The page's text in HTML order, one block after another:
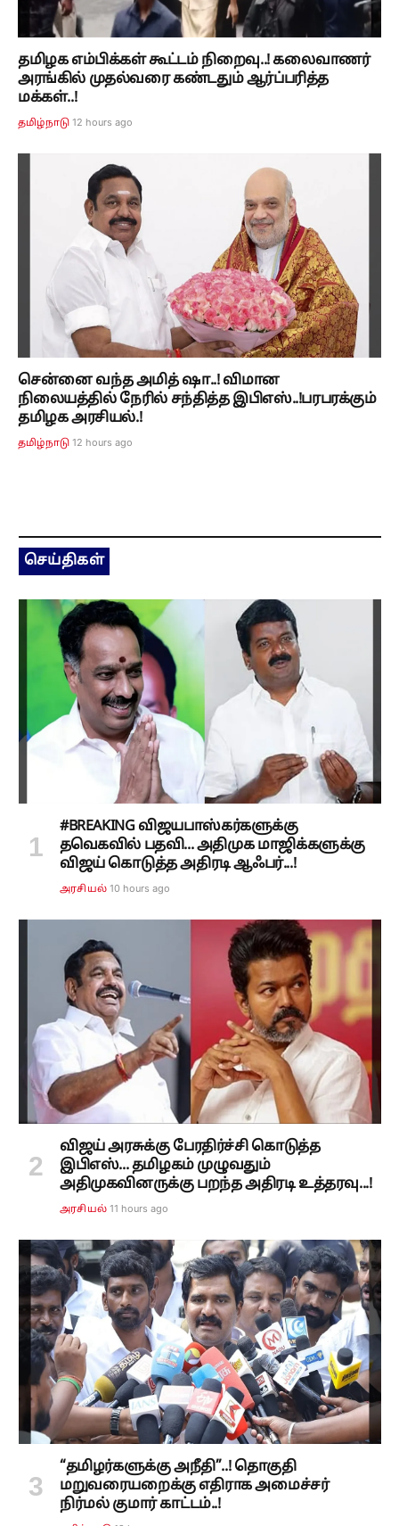
தமிழக எம்பிக்கள் கூட்டம் நிறைவு..! கலைவாணர்
அரங்கில் முதல்வரை கண்டதும் ஆர்ப்பரித்த
மக்கள்..!
தமிழ்நாடு 12 hours ago
சென்னை வந்த அமித் ஷா..! விமான
நிலையத்தில் நேரில் சந்தித்த இபிஎஸ்..!பரபரக்கும்
தமிழக அரசியல்.!
தமிழ்நாடு 12 hours ago
செய்திகள்
#BREAKING விஜயபாஸ்கர்களுக்கு
தவெகவில் பதவி... அதிமுக மாஜிக்களுக்கு
விஜய் கொடுத்த அதிரடி ஆஃபர்...!
அரசியல் 10 hours ago
விஜய் அரசுக்கு பேரதிர்ச்சி கொடுத்த
இபிஎஸ்... தமிழகம் முழுவதும்
அதிமுகவினருக்கு பறந்த அதிரடி உத்தரவு...!
அரசியல் 11 hours ago
“தமிழர்களுக்கு அநீதி”..! தொகுதி
மறுவரையறைக்கு எதிராக அமைச்சர்
நிர்மல் குமார் காட்டம்..!